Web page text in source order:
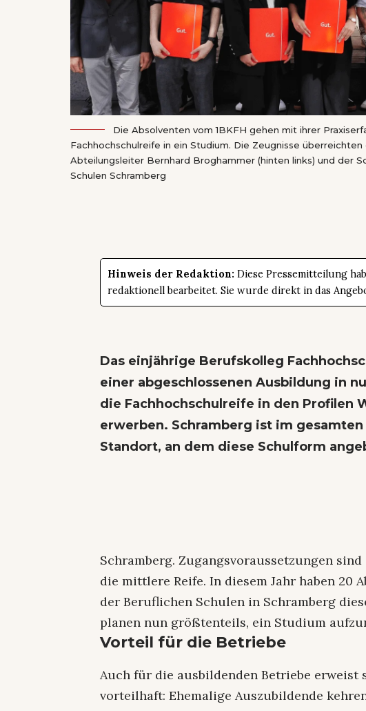
Die Absolventen vom 1BKFH gehen mit ihrer
Fachhochschulreife in ein Studium. Die Zeugnisse
Abteilungsleiter Bernhard Broghammer (hinten links) und der
Schulen Schramberg
Hinweis der Redaktion: Diese Pressemitteilung
redaktionell bearbeitet. Sie wurde direkt in das
Das einjährige Berufskolleg
einer abgeschlossenen Ausbildung in
die Fachhochschulreife in den Profilen
erwerben. Schramberg ist im
Standort, an dem diese Schulform
Schramberg. Zugangsvoraussetzungen
die mittlere Reife. In diesem Jahr haben 20
der Beruflichen Schulen in Schramberg
planen nun größtenteils, ein Studium
Vorteil für die Betriebe
Auch für die ausbildenden Betriebe
vorteilhaft: Ehemalige Auszubildende